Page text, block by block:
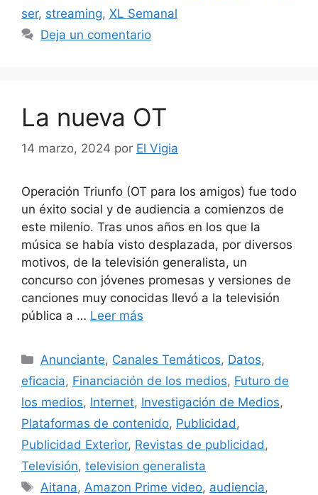
ser, streaming, XL Semanal
Deja un comentario
La nueva OT
14 marzo, 2024 por El Vigia
Operación Triunfo (OT para los amigos) fue todo
un éxito social y de audiencia a comienzos de
este milenio. Tras unos años en los que la
música se había visto desplazada, por diversos
motivos, de la televisión generalista, un
concurso con jóvenes promesas y versiones de
canciones muy conocidas llevó a la televisión
pública a … Leer más
Categorías
Anunciante, Canales Temáticos, Datos,
eficacia, Financiación de los medios, Futuro de
los medios, Internet, Investigación de Medios,
Plataformas de contenido, Publicidad,
Publicidad Exterior, Revistas de publicidad,
Televisión, television generalista
Etiquetas
Aitana,Amazon Prime video, audiencia,